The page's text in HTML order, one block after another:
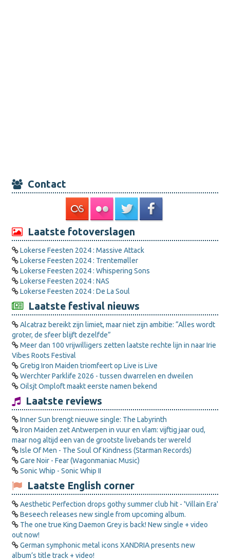
Contact
Laatste fotoverslagen
Lokerse Feesten 2024 : Massive Attack
Lokerse Feesten 2024 : Trentemøller
Lokerse Feesten 2024 : Whispering Sons
Lokerse Feesten 2024 : NAS
Lokerse Feesten 2024 : De La Soul
Laatste festival nieuws
Alcatraz bereikt zijn limiet, maar niet zijn ambitie: “Alles wordt
groter, de sfeer blijft dezelfde”
Meer dan 100 vrijwilligers zetten laatste rechte lijn in naar Irie
Vibes Roots Festival
Gretig Iron Maiden triomfeert op Live is Live
Werchter Parklife 2026 - tussen dwarrelen en dweilen
Oilsjt Omploft maakt eerste namen bekend
Laatste reviews
Inner Sun brengt nieuwe single: The Labyrinth
Iron Maiden zet Antwerpen in vuur en vlam: vijftig jaar oud,
maar nog altijd een van de grootste livebands ter wereld
Isle Of Men - The Soul Of Kindness (Starman Records)
Gare Noir - Fear (Wagonmaniac Music)
Sonic Whip - Sonic Whip II
Laatste English corner
Aesthetic Perfection drops gothy summer club hit - 'Villain Era'
Beseech releases new single from upcoming album.
The one true King Daemon Grey is back! New single + video
out now!
German symphonic metal icons XANDRIA presents new
album’s title track + video!